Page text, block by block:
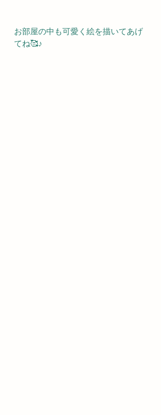
お部屋の中も可愛く絵を描いてあげ
てね🥰♪